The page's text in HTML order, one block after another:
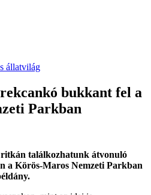
állatvilág
bukkant fel a
Parkban
találkozhatunk átvonuló
a Körös-Maros Nemzeti Parkban